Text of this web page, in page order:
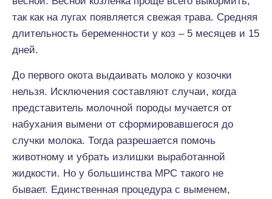
так как на лугах появляется свежая трава. Средняя
длительность беременности у коз – 5 месяцев и 15
дней.
До первого окота выдаивать молоко у козочки
нельзя. Исключения составляют случаи, когда
представитель молочной породы мучается от
набухания вымени от сформировавшегося до
случки молока. Тогда разрешается помочь
животному и убрать излишки выработанной
жидкости. Но у большинства МРС такого не
бывает. Единственная процедура с выменем,